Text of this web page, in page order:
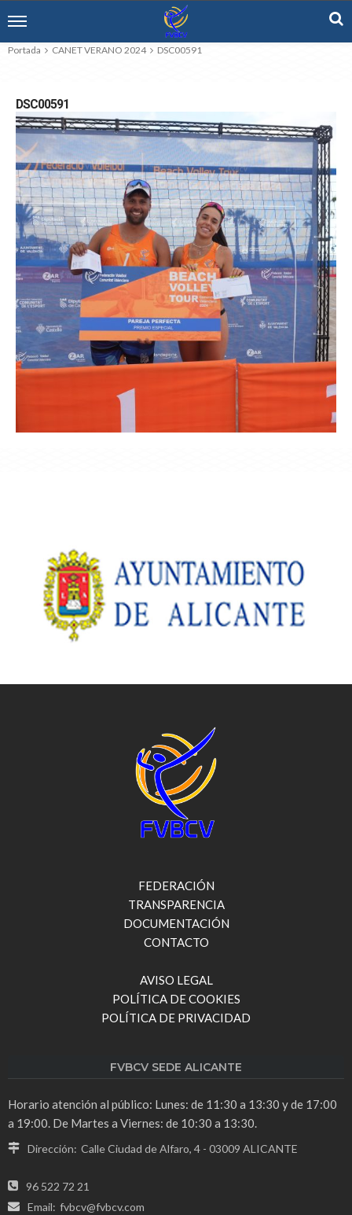
Portada CANET VERANO 2024 DSC00591
DSC00591
FEDERACIÓN
TRANSPARENCIA
DOCUMENTACIÓN
CONTACTO
AVISO LEGAL
POLÍTICA DE COOKIES
POLÍTICA DE PRIVACIDAD
FVBCV SEDE ALICANTE
Horario atención al público: Lunes: de 11:30 a 13:30 y de 17:00
a 19:00. De Martes a Viernes: de 10:30 a 13:30.
Dirección: Calle Ciudad de Alfaro, 4 - 03009 ALICANTE
96 522 72 21
Email: fvbcv@fvbcv.com